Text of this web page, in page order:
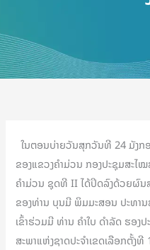
ໃນຕອນບ່າຍວັນສຸກວັນທີ 24 ມັງກ
ຂອງແຂວງຄຳມ່ວນ ກອງປະຊຸມສະໄ
ຄຳມ່ວນ ຊຸດທີ II ໄດ້ປິດລົງດ້ວຍຜົນສ
ຂອງທ່ານ ບຸນມີ ພິມມະສອນ ປະທານ
ເຂົ້າຮ່ວມມີ ທ່ານ ຄໍາໃບ ດຳລັດ ຮອງ
ສະພາແຫ່ງຊາດປະຈຳເຂດເລືອກຕັ້ງ